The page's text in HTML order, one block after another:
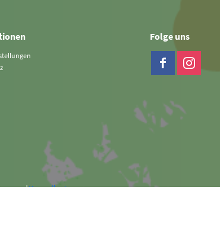
Folge uns
undVersandkosten